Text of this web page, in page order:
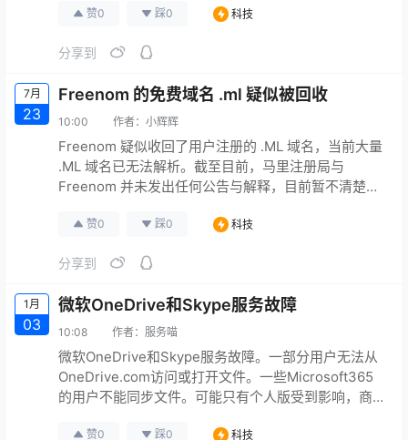
mkt_tok=MTU3LUdRRS0zODIAAAGNNqNqTgOYQL
FTLCWXQO9B3Hc9amv7F8BIXCc7nZZMyaC1XBG
赞0 踩0 科技
分享到
7月
23
Freenom 的免费域名 .ml 疑似被回收
10:00 作者： 小辉辉
Freenom 疑似收回了用户注册的 .ML 域名，当前大量
.ML 域名已无法解析。截至目前，马里注册局与
Freenom 并未发出任何公告与解释，目前暂不清楚该
蓬当局已收回在 Freenom 等地方注册的 .ga 域名的管
赞0 踩0 科技
分享到
1月
03
微软OneDrive和Skype服务故障
10:08 作者： 服务喵
微软OneDrive和Skype服务故障。一部分用户无法从
OneDrive.com访问或打开文件。一些Microsoft365
的用户不能同步文件。可能只有个人版受到影响，商
赞0 踩0 科技